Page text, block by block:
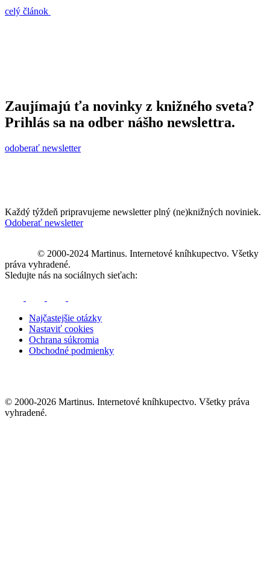
celý článok
Zaujímajú ťa novinky z knižného sveta?
Prihlás sa na odber nášho newslettra.
odoberať newsletter
Každý týždeň pripravujeme newsletter plný (ne)knižných noviniek.
Odoberať newsletter
© 2000-2024 Martinus. Internetové kníhkupectvo. Všetky
práva vyhradené.
Sledujte nás na sociálnych sieťach:
Najčastejšie otázky
Nastaviť cookies
Ochrana súkromia
Obchodné podmienky
© 2000-2026 Martinus. Internetové kníhkupectvo. Všetky práva
vyhradené.